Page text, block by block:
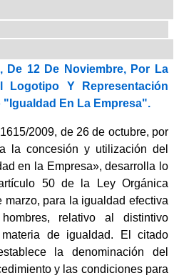
De 12 De Noviembre, Por La
Logotipo Y Representación
En La Empresa".
2009, de 26 de octubre, por
la concesión y utilización del
en la Empresa», desarrolla lo
50 de la Ley Orgánica
marzo, para la igualdad efectiva
relativo al distintivo
de igualdad. El citado
la denominación del
y las condiciones para